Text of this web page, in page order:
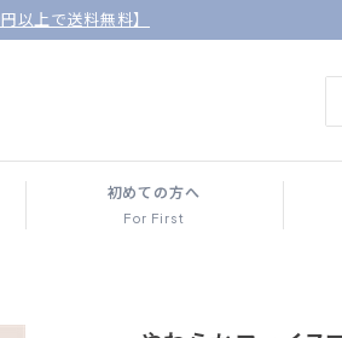
以上で送料無料】
初めての方へ
For First